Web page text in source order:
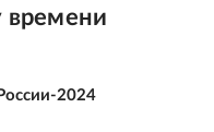
времени
2024